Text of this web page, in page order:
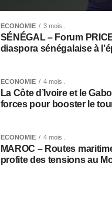
ECONOMIE 3 mois .
SÉNÉGAL – Forum
diaspora sénégalaise à
ECONOMIE 4 mois .
La Côte d’Ivoire et le
forces pour booster le
ECONOMIE 4 mois .
MAROC – Routes
profite des tensions au